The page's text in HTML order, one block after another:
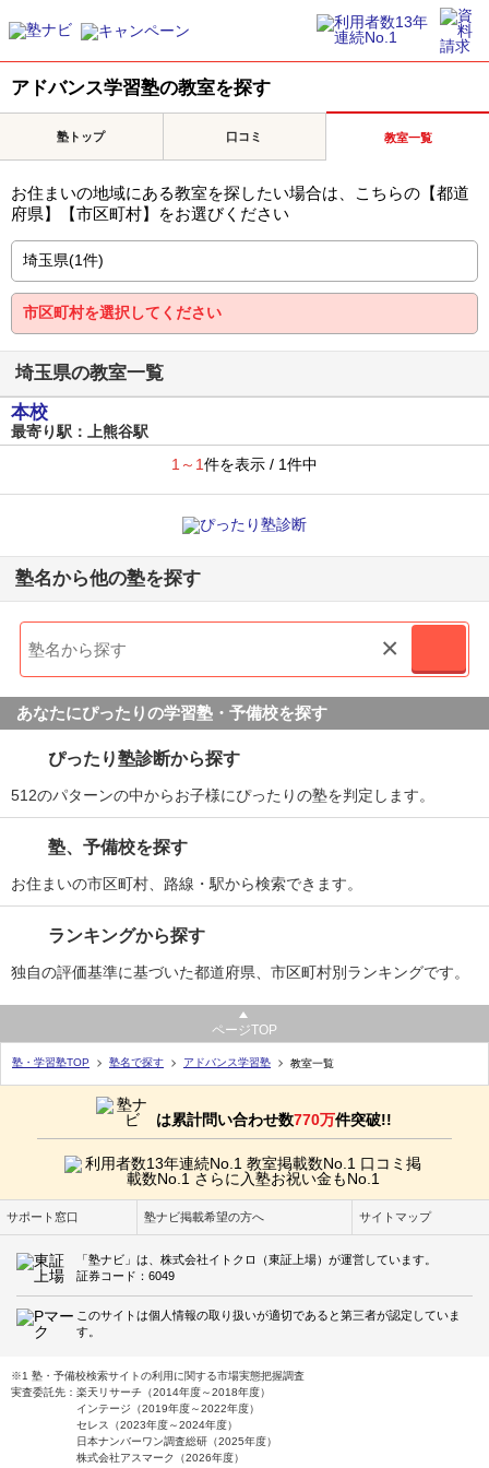
アドバンス学習塾の教室を探す
塾トップ 口コミ 教室一覧
お住まいの地域にある教室を探したい場合は、こちらの【都道
府県】【市区町村】をお選びください
埼玉県の教室一覧
本校
最寄り駅：上熊谷駅
1～1件を表示 / 1件中
塾名から他の塾を探す
×
あなたにぴったりの学習塾・予備校を探す
ぴったり塾診断から探す
512のパターンの中からお子様にぴったりの塾を判定します。
塾、予備校を探す
お住まいの市区町村、路線・駅から検索できます。
ランキングから探す
独自の評価基準に基づいた都道府県、市区町村別ランキングです。
ページTOP
塾・学習塾TOP 塾名で探す アドバンス学習塾 教室一覧
は累計問い合わせ数770万件突破!!
サポート窓口 塾ナビ掲載希望の方へ サイトマップ
「塾ナビ」は、株式会社イトクロ（東証上場）が運営しています。
証券コード：6049
このサイトは個人情報の取り扱いが適切であると第三者が認定していま
す。
※1 塾・予備校検索サイトの利用に関する市場実態把握調査
実査委託先：楽天リサーチ（2014年度～2018年度）
インテージ（2019年度～2022年度）
セレス（2023年度～2024年度）
日本ナンバーワン調査総研（2025年度）
株式会社アスマーク（2026年度）